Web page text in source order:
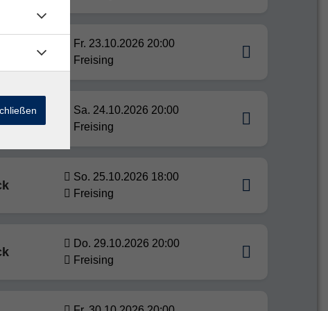
Fr. 23.10.2026 20:00
Freising
Sa. 24.10.2026 20:00
Freising
So. 25.10.2026 18:00
Freising
Do. 29.10.2026 20:00
Freising